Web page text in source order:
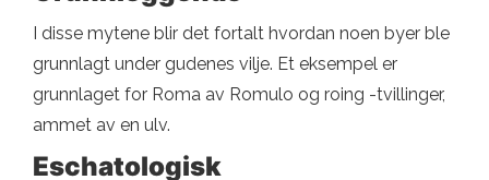
I disse mytene blir det fortalt hvordan noen byer ble
grunnlagt under gudenes vilje. Et eksempel er
grunnlaget for Roma av Romulo og roing -tvillinger,
ammet av en ulv.
Eschatologisk